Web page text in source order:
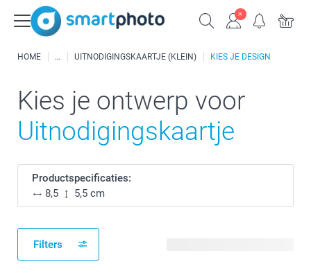
HOME UITNODIGINGSKAARTJE (KLEIN) KIES JE DESIGN
Kies je ontwerp voor
Uitnodigingskaartje
Productspecificaties:
8,5
5,5 cm
Filters